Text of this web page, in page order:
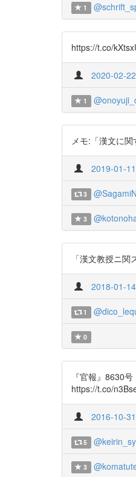
1
https://t.co/
2020-02-
1
メモ:「漢文に
2019-01-
3
3
「漢文教授ニ
2018-01-
1
0
『官報』8630
https://t.co/
2016-10-
5
3